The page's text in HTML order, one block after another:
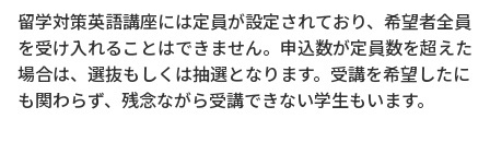
留学対策英語講座には定員が設定されており、希望者全員
を受け入れることはできません。申込数が定員数を超えた
場合は、選抜もしくは抽選となります。受講を希望したに
も関わらず、残念ながら受講できない学生もいます。